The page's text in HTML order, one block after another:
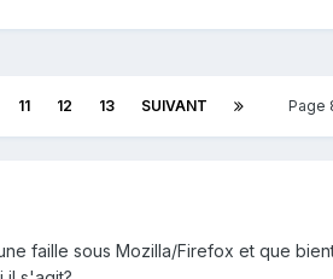
11 12 13 SUIVANT Page
faille sous Mozilla/Firefox et que